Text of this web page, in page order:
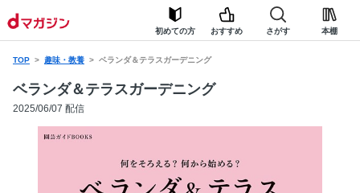
初めての方 おすすめ さがす 本棚
TOP 趣味・教養 ベランダ＆テラスガーデニング
ベランダ＆テラスガーデニング
2025/06/07 配信